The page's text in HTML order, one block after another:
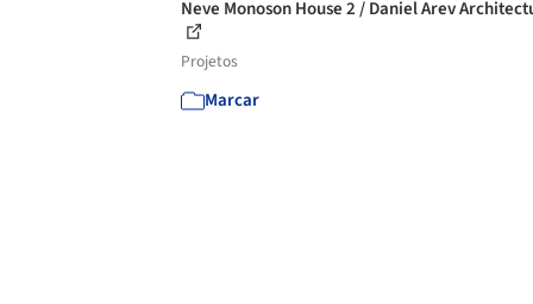
Neve Monoson House 2 / Daniel Arev
Projetos
Marcar